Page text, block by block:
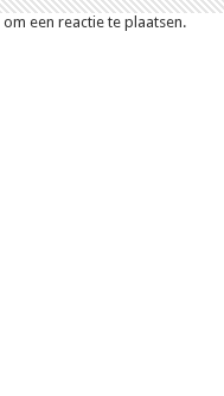
om een reactie te plaatsen.